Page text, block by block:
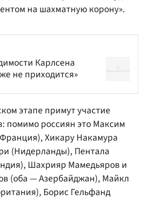
на шахматную корону».
Карлсена
не приходится»
этапе примут участие
помимо россиян это Максим
Хикару Накамура
(Нидерланды), Пентала
Шахрияр Мамедьяров и
(оба — Азербайджан), Майкл
Борис Гельфанд